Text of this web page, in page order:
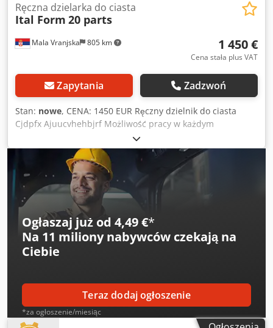
Mala Vranjska 805 km
Ręczna dzielarka do ciasta
Ital Form 20 parts
1 450 €
Cena stała plus VAT
Zapytania Zadzwoń
Stan: nowe, CENA: 1450 EUR Ręczny dzielnik do ciasta
Cjdpfx Ajuucvhehbjrf Możliwość pracy w każdym
środowisku Ostrza wykonane ze stali nierdzewnej
Całkowicie dzieli ciasto, nieprzylepny Możliwość
demontażu stołu Wymiary: 370×590×1160 mm Waga ciasta:
30–180 g/szt. Pojemność: 20 sztuk Waga: 125 kg
Ogłaszaj już od 4,49 €*
Na 11 miliony nabywców czekają na
Ciebie
Teraz dodaj ogłoszenie
*za ogłoszenie/miesiąc